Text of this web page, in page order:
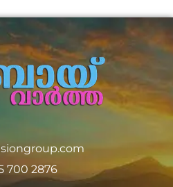
700 2876